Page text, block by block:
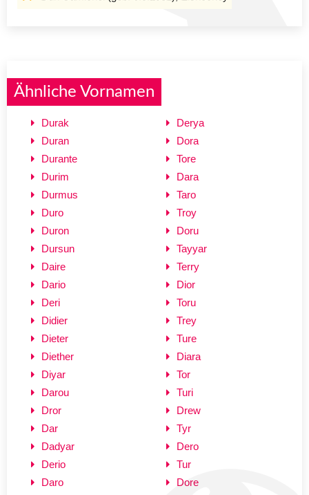
Ähnliche Vornamen
Durak
Duran
Durante
Durim
Durmus
Duro
Duron
Dursun
Daire
Dario
Deri
Didier
Dieter
Diether
Diyar
Darou
Dror
Dar
Dadyar
Derio
Daro
Derya
Dora
Tore
Dara
Taro
Troy
Doru
Tayyar
Terry
Dior
Toru
Trey
Ture
Diara
Tor
Turi
Drew
Tyr
Dero
Tur
Dore